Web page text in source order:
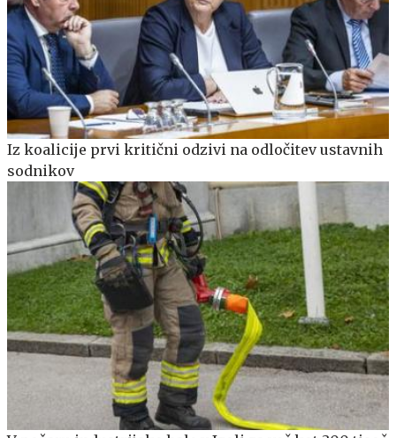
Iz koalicije prvi kritični odzivi na odločitev ustavnih
sodnikov